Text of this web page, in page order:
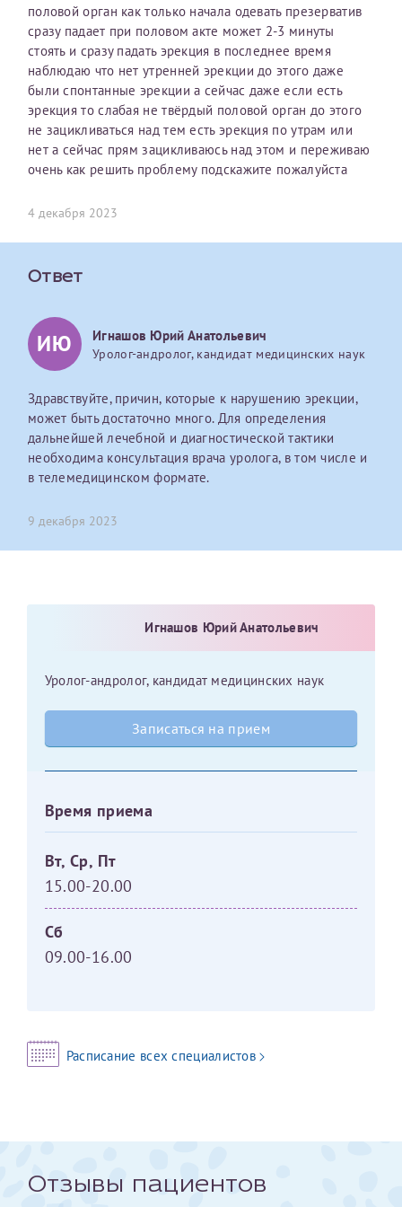
половой орган как только начала одевать презерватив
сразу падает при половом акте может 2-3 минуты
стоять и сразу падать эрекция в последнее время
наблюдаю что нет утренней эрекции до этого даже
были спонтанные эрекции а сейчас даже если есть
эрекция то слабая не твёрдый половой орган до этого
не зацикливаться над тем есть эрекция по утрам или
нет а сейчас прям зацикливаюсь над этом и переживаю
очень как решить проблему подскажите пожалуйста
4 декабря 2023
Ответ
ИЮ Игнашов Юрий Анатольевич
Уролог-андролог, кандидат медицинских наук
Здравствуйте, причин, которые к нарушению эрекции,
может быть достаточно много. Для определения
дальнейшей лечебной и диагностической тактики
необходима консультация врача уролога, в том числе и
в телемедицинском формате.
9 декабря 2023
Игнашов Юрий Анатольевич
Уролог-андролог, кандидат медицинских наук
Записаться на прием
Время приема
Вт, Ср, Пт
15.00-20.00
Сб
09.00-16.00
Расписание всех специалистов
Отзывы пациентов
О каком враче расскажете?
Ваш отзыв
персональных данных
Оставить отзыв
Электронная почта*
Номер телефона*
Сдать спермограмму
Или введите его имя
Принимаю условияСоглашения на обработку
персональных данных
Наши специалисты готовы помочь вам, предоставив
общую информацию и рекомендации на основе
ваших вопросов. Задайте ваш вопрос,
и мы постараемся ответить на него как можно
скорее.
Я подтверждаю, что ознакомился с уведомлением,
приведённым выше.
первом заявлении. После отправки готового документа
изменения и переоформление справки на другого
налогоплательщика не выполняются. Пожалуйста,
внимательно проверяйте все данные перед отправкой
заявки.
После отправки заявки вы получите письмо на указанную
электронную почту с подтверждением «Заявка на справку
принята». Если письмо не поступит, пожалуйста, свяжитесь
Заявление
Прошу выдать справку об оказанных медицинских услугах
Фамилия*
Имя*
Отчество*
Дата рождения*
Для предоставления в налоговые органы Российской
ИНН Налогоплательщика*
налогоплательщик, тот, кто будет получать вычет - ФИО
налогоплательщика
За год/годы
2024